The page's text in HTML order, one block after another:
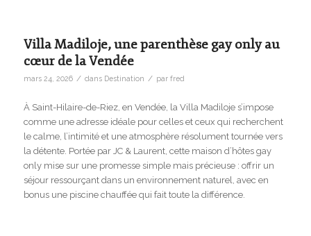
Villa Madiloje, une parenthèse gay only au
cœur de la Vendée
mars 24, 2026 / dans Destination / par fred
À Saint-Hilaire-de-Riez, en Vendée, la Villa Madiloje s’impose
comme une adresse idéale pour celles et ceux qui recherchent
le calme, l’intimité et une atmosphère résolument tournée vers
la détente. Portée par JC & Laurent, cette maison d’hôtes gay
only mise sur une promesse simple mais précieuse : offrir un
séjour ressourçant dans un environnement naturel, avec en
bonus une piscine chauffée qui fait toute la différence.